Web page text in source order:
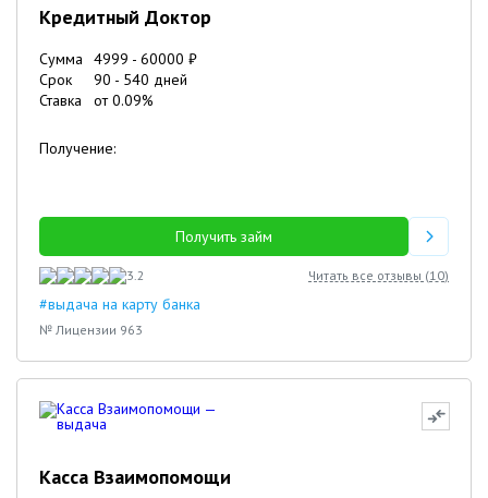
Кредитный Доктор
Сумма 4999 - 60000 ₽
Срок
90 - 540 дней
Ставка
от0.09%
Получение:
Получить займ
3.2 Читать все отзывы (10)
#выдача на карту банка
№ Лицензии 963
Касса Взаимопомощи